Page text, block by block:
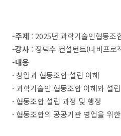
-주제 : 2025년 과학기술인협동조
-강사 : 장덕수 컨설턴트(나비프로
-내용
· 창업과 협동조합 설립 이해
· 과학기술인 협동조합 이해와 설
· 협동조합 설립 과정 및 행정
· 협동조합의 공공기관 영업을 위